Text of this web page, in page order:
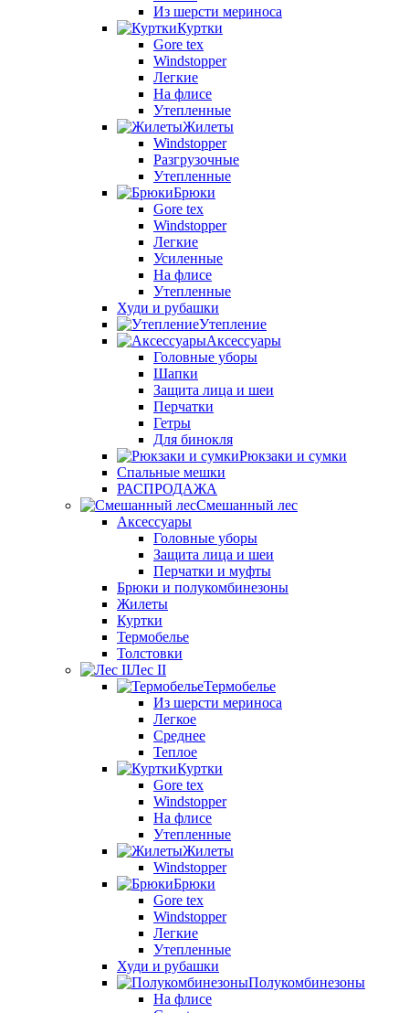
Из шерсти мериноса
Куртки
Gore tex
Windstopper
Легкие
На флисе
Утепленные
Жилеты
Windstopper
Разгрузочные
Утепленные
Брюки
Gore tex
Windstopper
Легкие
Усиленные
На флисе
Утепленные
Худи и рубашки
Утепление
Аксессуары
Головные уборы
Шапки
Защита лица и шеи
Перчатки
Гетры
Для бинокля
Рюкзаки и сумки
Спальные мешки
РАСПРОДАЖА
Смешанный лес
Аксессуары
Головные уборы
Защита лица и шеи
Перчатки и муфты
Брюки и полукомбинезоны
Жилеты
Куртки
Термобелье
Толстовки
Лес II
Термобелье
Из шерсти мериноса
Легкое
Среднее
Теплое
Куртки
Gore tex
Windstopper
На флисе
Утепленные
Жилеты
Windstopper
Брюки
Gore tex
Windstopper
Легкие
Утепленные
Худи и рубашки
Полукомбинезоны
На флисе